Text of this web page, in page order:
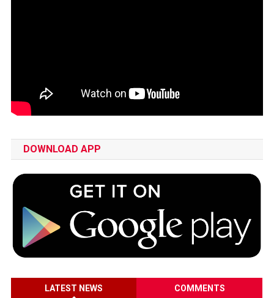
DOWNLOAD APP
LATEST NEWS COMMENTS